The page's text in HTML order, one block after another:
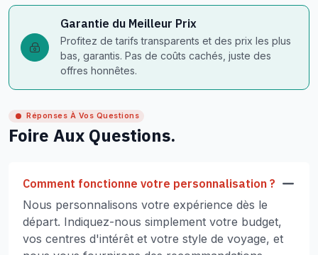
Garantie du Meilleur Prix
Profitez de tarifs transparents et des prix les plus
bas, garantis. Pas de coûts cachés, juste des
offres honnêtes.
Réponses À Vos Questions
Foire Aux Questions.
Comment fonctionne votre personnalisation ?
Nous personnalisons votre expérience dès le
départ. Indiquez-nous simplement votre budget,
vos centres d'intérêt et votre style de voyage, et